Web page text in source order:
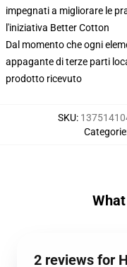
impegnati a migliorare le
l'iniziativa Better Cotton
Dal momento che ogni
appagante di terze parti
prodotto ricevuto
SKU:
Categorie
2 reviews for